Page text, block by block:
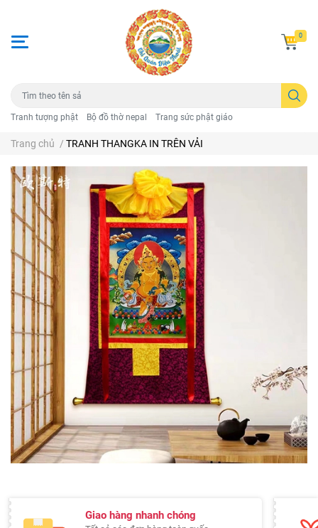
Tranh tượng phật Bộ đồ thờ nepal Trang sức phật giáo
0
Trang chủ / TRANH THANGKA IN TRÊN VẢI
Giao hàng nhanh chóng